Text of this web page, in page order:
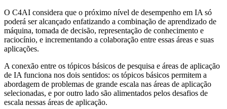
O C4AI considera que o próximo nível de desempenho em IA só
poderá ser alcançado enfatizando a combinação de aprendizado de
máquina, tomada de decisão, representação de conhecimento e
raciocínio, e incrementando a colaboração entre essas áreas e suas
aplicações.
A conexão entre os tópicos básicos de pesquisa e áreas de aplicação
de IA funciona nos dois sentidos: os tópicos básicos permitem a
abordagem de problemas de grande escala nas áreas de aplicação
selecionadas, e por outro lado são alimentados pelos desafios de
escala nessas áreas de aplicação.